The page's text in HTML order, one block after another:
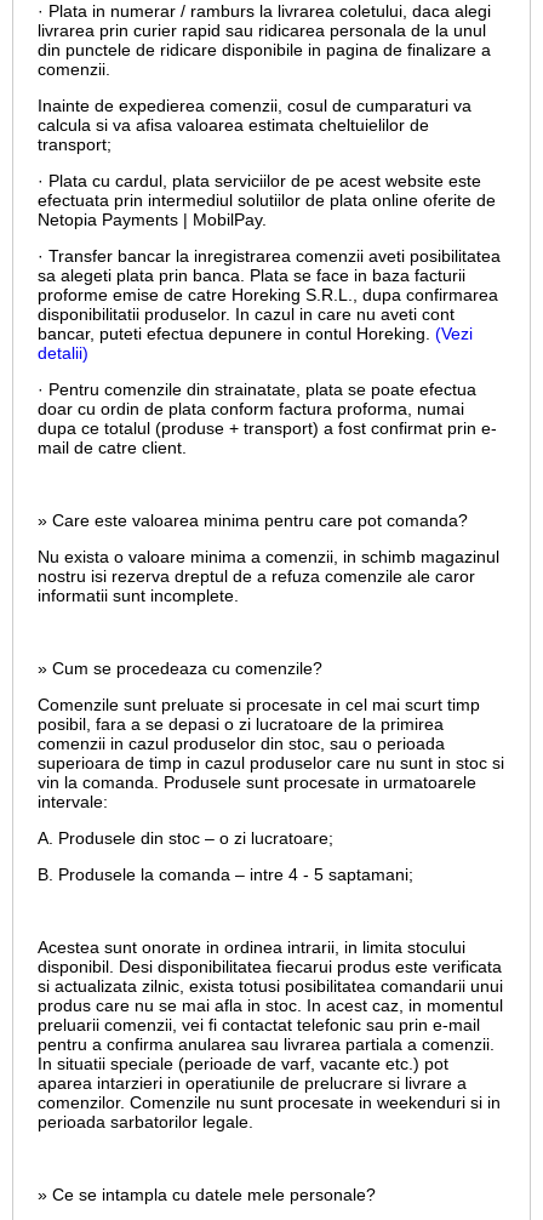
· Plata in numerar / ramburs la livrarea coletului, daca alegi
livrarea prin curier rapid sau ridicarea personala de la unul
din punctele de ridicare disponibile in pagina de finalizare a
comenzii.
Inainte de expedierea comenzii, cosul de cumparaturi va
calcula si va afisa valoarea estimata cheltuielilor de
transport;
· Plata cu cardul, plata serviciilor de pe acest website este
efectuata prin intermediul solutiilor de plata online oferite de
Netopia Payments | MobilPay.
· Transfer bancar la inregistrarea comenzii aveti posibilitatea
sa alegeti plata prin banca. Plata se face in baza facturii
proforme emise de catre Horeking S.R.L., dupa confirmarea
disponibilitatii produselor. In cazul in care nu aveti cont
bancar, puteti efectua depunere in contul Horeking. (Vezi
detalii)
· Pentru comenzile din strainatate, plata se poate efectua
doar cu ordin de plata conform factura proforma, numai
dupa ce totalul (produse + transport) a fost confirmat prin e-
mail de catre client.
» Care este valoarea minima pentru care pot comanda?
Nu exista o valoare minima a comenzii, in schimb magazinul
nostru isi rezerva dreptul de a refuza comenzile ale caror
informatii sunt incomplete.
» Cum se procedeaza cu comenzile?
Comenzile sunt preluate si procesate in cel mai scurt timp
posibil, fara a se depasi o zi lucratoare de la primirea
comenzii in cazul produselor din stoc, sau o perioada
superioara de timp in cazul produselor care nu sunt in stoc si
vin la comanda. Produsele sunt procesate in urmatoarele
intervale:
A. Produsele din stoc – o zi lucratoare;
B. Produsele la comanda – intre 4 - 5 saptamani;
Acestea sunt onorate in ordinea intrarii, in limita stocului
disponibil. Desi disponibilitatea fiecarui produs este verificata
si actualizata zilnic, exista totusi posibilitatea comandarii unui
produs care nu se mai afla in stoc. In acest caz, in momentul
preluarii comenzii, vei fi contactat telefonic sau prin e-mail
pentru a confirma anularea sau livrarea partiala a comenzii.
In situatii speciale (perioade de varf, vacante etc.) pot
aparea intarzieri in operatiunile de prelucrare si livrare a
comenzilor. Comenzile nu sunt procesate in weekenduri si in
perioada sarbatorilor legale.
» Ce se intampla cu datele mele personale?